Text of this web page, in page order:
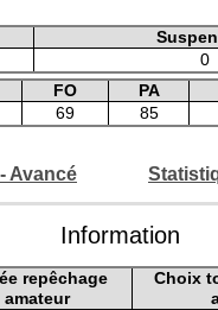
0
FO PA
69 85
Avancé
Information
repêchage
amateur
Choix